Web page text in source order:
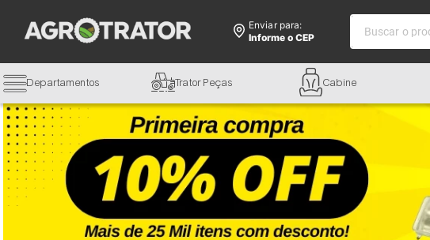
Enviar para:
Informe o CEP
Buscar o
Departamentos Trator Peças Cabine